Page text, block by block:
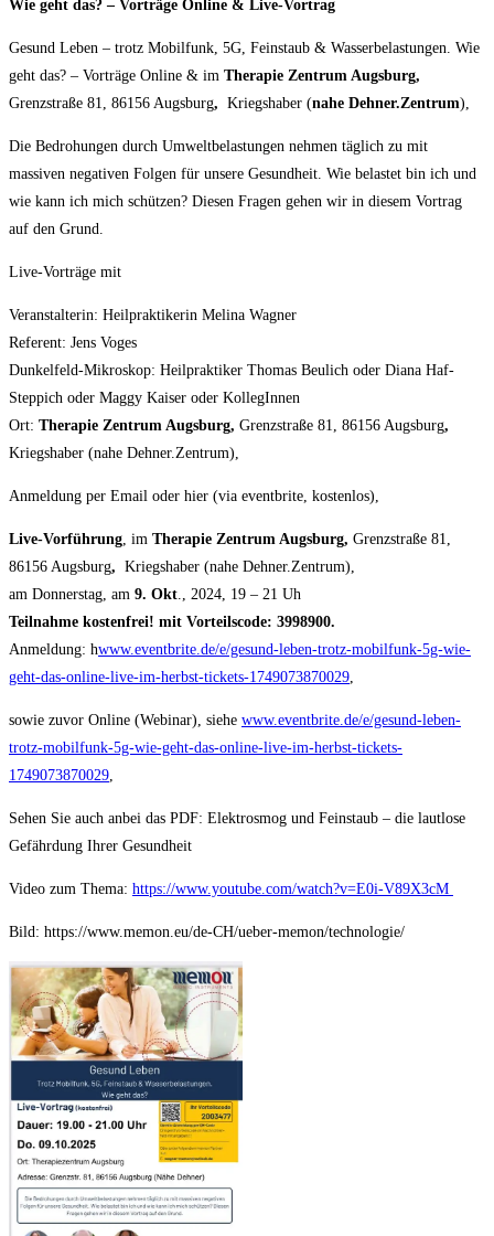
Wie geht das? – Vorträge Online & Live-Vortrag
Gesund Leben – trotz Mobilfunk, 5G, Feinstaub & Wasserbelastungen. Wie
geht das? – Vorträge Online & im Therapie Zentrum Augsburg,
Grenzstraße 81, 86156 Augsburg, Kriegshaber (nahe Dehner.Zentrum),
Die Bedrohungen durch Umweltbelastungen nehmen täglich zu mit
massiven negativen Folgen für unsere Gesundheit. Wie belastet bin ich und
wie kann ich mich schützen? Diesen Fragen gehen wir in diesem Vortrag
auf den Grund.
Live-Vorträge mit
Veranstalterin: Heilpraktikerin Melina Wagner
Referent: Jens Voges
Dunkelfeld-Mikroskop: Heilpraktiker Thomas Beulich oder Diana Haf-
Steppich oder Maggy Kaiser oder KollegInnen
Ort: Therapie Zentrum Augsburg, Grenzstraße 81, 86156 Augsburg,
Kriegshaber (nahe Dehner.Zentrum),
Anmeldung per Email oder hier (via eventbrite, kostenlos),
Live-Vorführung , im Therapie Zentrum Augsburg, Grenzstraße 81,
86156 Augsburg, Kriegshaber (nahe Dehner.Zentrum),
am Donnerstag, am 9. Okt ., 2024, 19 – 21 Uh
Teilnahme kostenfrei! mit Vorteilscode: 3998900.
Anmeldung: hwww.eventbrite.de/e/gesund-leben-trotz-mobilfunk-5g-wie-
geht-das-online-live-im-herbst-tickets-1749073870029
sowie zuvor Online (Webinar), siehe www.eventbrite.de/e/gesund-leben-
trotz-mobilfunk-5g-wie-geht-das-online-live-im-herbst-tickets-
1749073870029
Sehen Sie auch anbei das PDF: Elektrosmog und Feinstaub – die lautlose
Gefährdung Ihrer Gesundheit
Video zum Thema: https://www.youtube.com/watch?v=E0i-V89X3cM
Bild: https://www.memon.eu/de-CH/ueber-memon/technologie/